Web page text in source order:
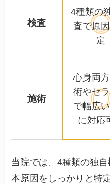
検査
4種類の
査で原
定
施術
心身両
術やセ
で幅広
に対応
当院では、4種類の独
本原因をしっかりと特